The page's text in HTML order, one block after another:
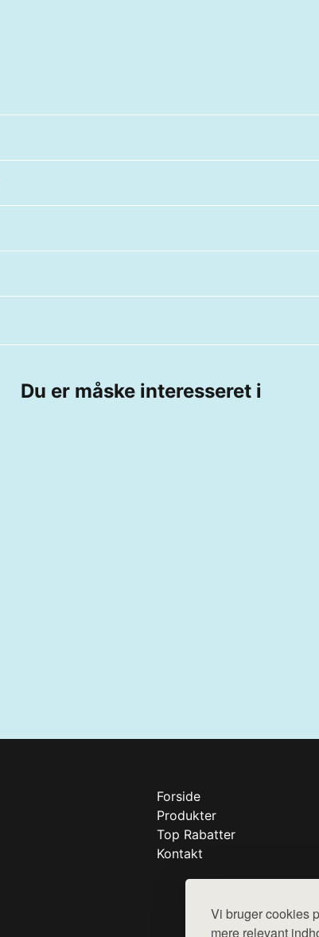
Vi bruger cookies
mere relevant
Du er måske interesseret i
Forside
Produkter
Top Rabatter
Kontakt